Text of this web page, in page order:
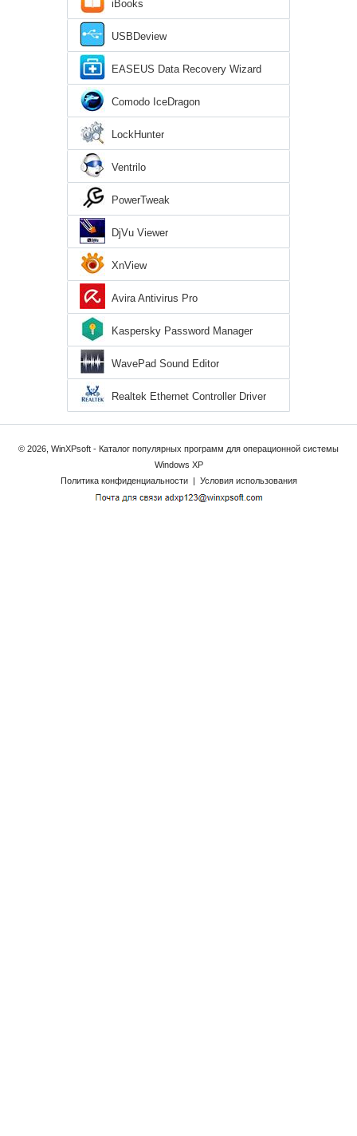
iBooks
USBDeview
EASEUS Data Recovery Wizard
Comodo IceDragon
LockHunter
Ventrilo
PowerTweak
DjVu Viewer
XnView
Avira Antivirus Pro
Kaspersky Password Manager
WavePad Sound Editor
Realtek Ethernet Controller Driver
© 2026, WinXPsoft - Каталог популярных программ для операционной системы
Windows XP
Политика конфиденциальности
Условия использования